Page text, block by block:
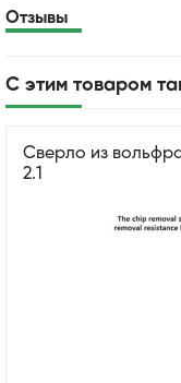
Отзывы
С этим товаром
Сверло из
2.1